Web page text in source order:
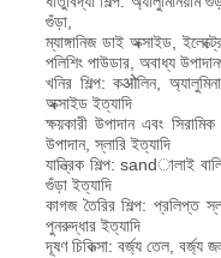
গুঁড়া,
ম্যাঙ্গানিজ ডাই অক্সাইড,
পলিশিং পাউডার, অবাধ্য
খনির শিল্প: কओলিন,
অক্সাইড ইত্যাদি
ক্ষয়কারী উপাদান এবং সিরামিক
উপাদান, স্লারি ইত্যাদি
যান্ত্রিক শিল্প: sandালাই
গুঁড়া ইত্যাদি
কাগজ তৈরির শিল্প: প্রলিপ্ত
পুনরুদ্ধার ইত্যাদি
দূষণ চিকিত্সা: বর্জ্য তেল,